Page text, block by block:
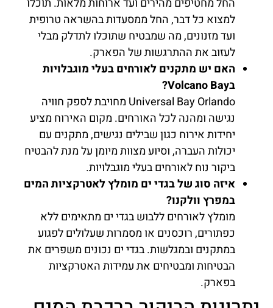
למצוא כל דבר, החל ממסעדות בהשראה טרופית
ועד מזנונים, מה שמבטיח שתוכלו לתדלק מבלי
לעזוב את ההתרגשות של הפארק.
האם יש מתקנים לאורחים בעלי מוגבלויות
בVolcano Bay?
Universal Bay Orlando מחויבת לספק חוויה
נגישה ומהנה לכל האורחים. מקום האירוח מציע
יחידות אירוח כגון שבילים נגישים, מתקנים עם
יכולות העברה, וסיוע מצוות מיומן על מנת להבטיח
ביקור נוח לאורחים בעלי מוגבלויות.
איזה סוג של בגדי ים מומלץ לאטרקציות המים
במפרץ וולקנו?
מומלץ לאורחים ללבוש בגדי ים מתאימים ללא
כפתורים, רוכסנים או מסמרות שעלולים לפגוע
במתקנים ובמגלשות. בגדי ים נכונים משפרים את
הבטיחות ומבטיחים את עמידות האטרקציות
בפארק.